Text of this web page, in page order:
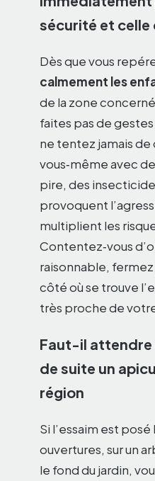
sécurité et celle
Dès que vous
calmement les
de la zone
faites pas de
ne tentez jamais
vous‑même avec
pire, des
provoquent
multiplient les
Contentez‑vous
raisonnable,
côté où se trouve
très proche de
Faut-il attendre
de suite un
région
Si l’essaim est
ouvertures, sur un
le fond du jardin,